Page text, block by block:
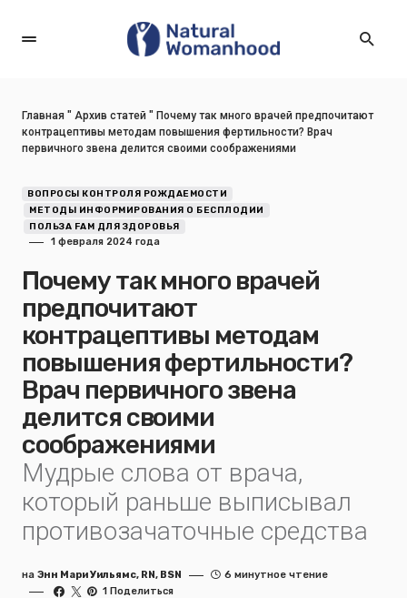
Главная " Архив статей " Почему так много врачей предпочитают
контрацептивы методам повышения фертильности? Врач
первичного звена делится своими соображениями
ВОПРОСЫ КОНТРОЛЯ РОЖДАЕМОСТИ
МЕТОДЫ ИНФОРМИРОВАНИЯ О БЕСПЛОДИИ
ПОЛЬЗА FAM ДЛЯ ЗДОРОВЬЯ
1 февраля 2024 года
Почему так много врачей
предпочитают
контрацептивы методам
повышения фертильности?
Врач первичного звена
делится своими
соображениями
Мудрые слова от врача,
который раньше выписывал
противозачаточные средства
на Энн Мари Уильямс, RN, BSN
6 минутное чтение
1 Поделиться